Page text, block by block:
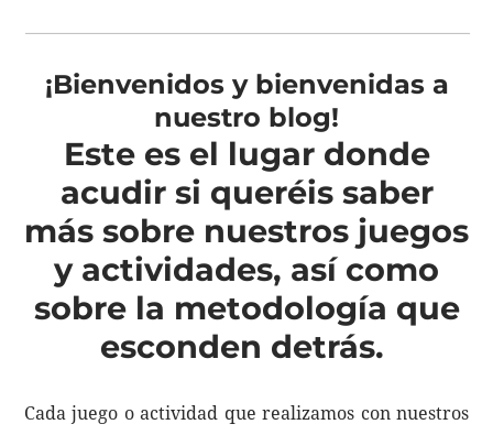
¡Bienvenidos y bienvenidas a
nuestro blog!
Este es el lugar donde
acudir si queréis saber
más sobre nuestros juegos
y actividades, así como
sobre la metodología que
esconden detrás.
Cada juego o actividad que realizamos con nuestros